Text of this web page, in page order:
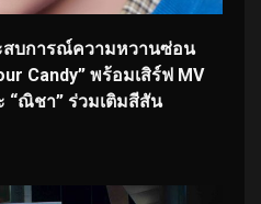
ะสบการณ์ความหวานซ่อน
Candy” พร้อมเสิร์ฟ MV
“ณิชา” ร่วมเติมสีสัน